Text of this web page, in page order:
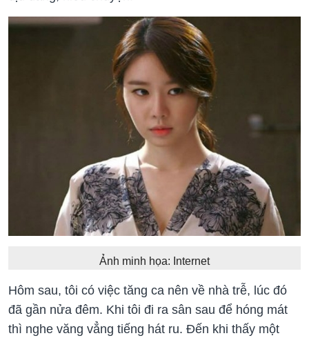
Ảnh minh họa: Internet
Hôm sau, tôi có việc tăng ca nên về nhà trễ, lúc đó
đã gần nửa đêm. Khi tôi đi ra sân sau để hóng mát
thì nghe văng vẳng tiếng hát ru. Đến khi thấy một